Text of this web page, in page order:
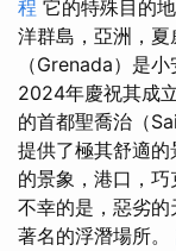
程 它的特殊目的
洋群島，亞洲，
（Grenada）是
2024年慶祝其成
的首都聖喬治（
提供了極其舒適
的景象，港口，巧
不幸的是，惡劣
著名的浮潛場所。